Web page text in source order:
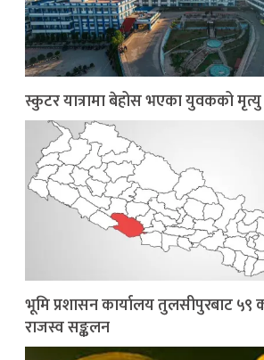
स्कुटर यात्रामा बेहोस भएका युवकको मृत्यु
भूमि प्रशासन कार्यालय तुलसीपुरबाट
राजस्व सङ्कलन